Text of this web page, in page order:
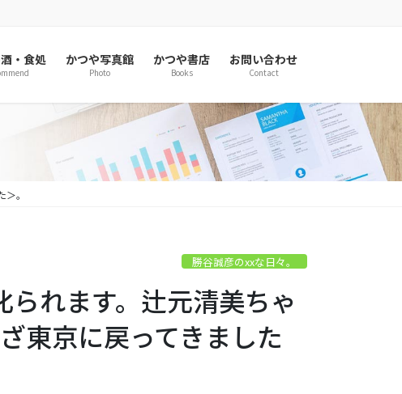
・食処 かつや写真館
Photo
かつや書店
Books
お問い合わせ
Contact
。
勝谷誠彦のxxな日々。
れます。辻元清美ちゃ
東京に戻ってきました